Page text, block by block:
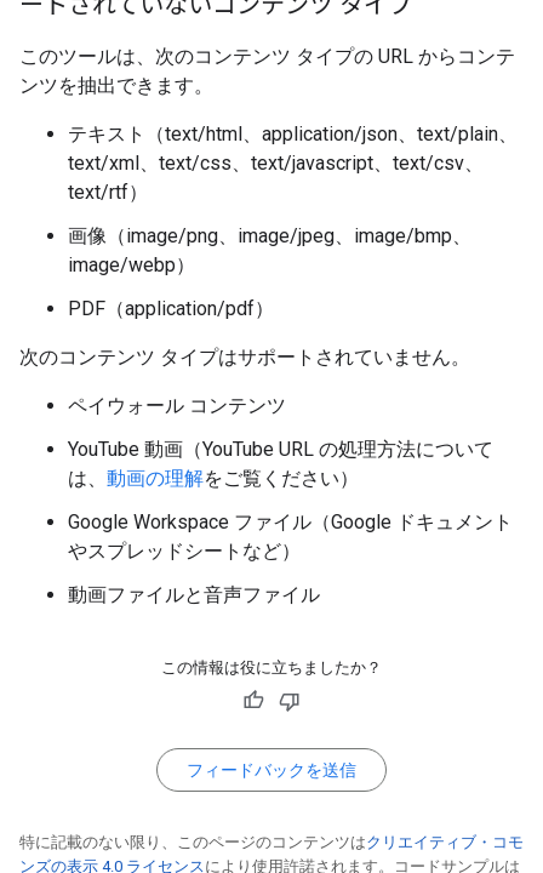
このツールは、次のコンテンツ タイプの URL からコンテ
ンツを抽出できます。
テキスト（text/html、application/json、text/plain、
text/xml、text/css、text/javascript、text/csv、
text/rtf）
画像（image/png、image/jpeg、image/bmp、
image/webp）
PDF（application/pdf）
次のコンテンツ タイプはサポートされていません。
ペイウォール コンテンツ
YouTube 動画（YouTube URL の処理方法について
は、 動画の理解をご覧ください）
Google Workspace ファイル（Google ドキュメント
やスプレッドシートなど）
動画ファイルと音声ファイル
この情報は役に立ちましたか？
フィードバックを送信
特に記載のない限り、このページのコンテンツはクリエイティブ・コモ
ンズの表示 4.0 ライセンスにより使用許諾されます。コードサンプルは